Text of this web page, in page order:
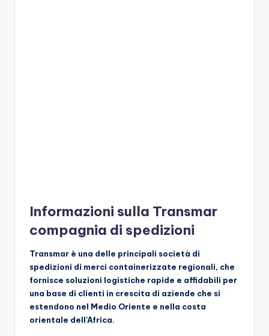
Informazioni sulla Transmar
compagnia di spedizioni
Transmar è una delle principali società di
spedizioni di merci containerizzate regionali, che
fornisce soluzioni logistiche rapide e affidabili per
una base di clienti in crescita di aziende che si
estendono nel Medio Oriente e nella costa
orientale dell'Africa.